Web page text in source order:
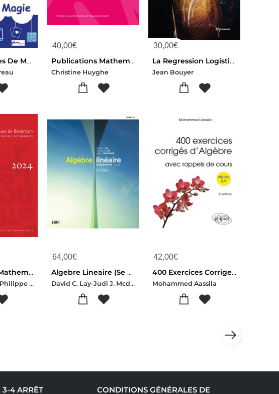
54 Experiences De Maths & Magie
40,00€
Publications Mathematiques De Besancon - Algebre Et Theorie Des Nombres Numero 2025
Christine Huyghe
30,00€
La Regression Logistique En Epidemiologie
Jean Bouyer
Publications Mathematiques De Besancon - Algebre Et Theorie Des Nombres - Numero 2024
Gaetan Bisson-Philippe Lebacque-Roger Oyono
64,00€
Algebre Lineaire (5e Edition)
David C. Lay-Judi J. Mcdonald-Steven R. Lay
42,00€
400 Exercices Corriges D'algebre : Avec Rappels De Cours (2e Edition)
Mohammed Aassila
3-4 ARRÊT CONDITIONS GÉNÉRALES DE